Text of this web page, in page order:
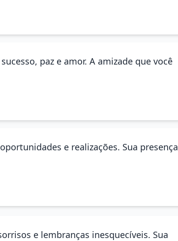
paz e amor. A amizade que você
e realizações. Sua presença
e lembranças inesquecíveis. Sua